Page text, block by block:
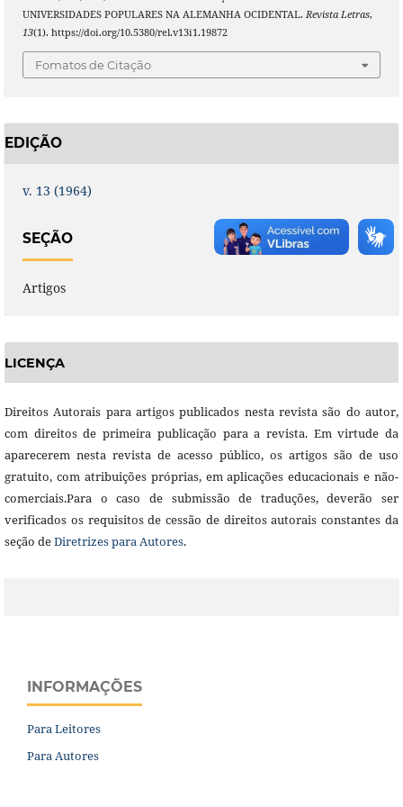
UNIVERSIDADES POPULARES NA ALEMANHA OCIDENTAL. Revista Letras,
13(1). https://doi.org/10.5380/rel.v13i1.19872
Fomatos de Citação
EDIÇÃO
v. 13 (1964)
SEÇÃO
Artigos
LICENÇA
Direitos Autorais para artigos publicados nesta revista são do autor,
com direitos de primeira publicação para a revista. Em virtude da
aparecerem nesta revista de acesso público, os artigos são de uso
gratuito, com atribuições próprias, em aplicações educacionais e não-
comerciais.Para o caso de submissão de traduções, deverão ser
verificados os requisitos de cessão de direitos autorais constantes da
seção deDiretrizes para Autores.
INFORMAÇÕES
Para Leitores
Para Autores